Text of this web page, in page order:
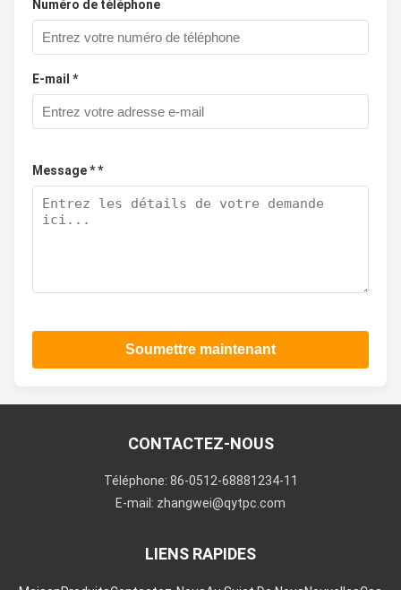
Numéro de téléphone
E-mail *
Message * *
Soumettre maintenant
CONTACTEZ-NOUS
Téléphone: 86-0512-68881234-11
E-mail: zhangwei@qytpc.com
LIENS RAPIDES